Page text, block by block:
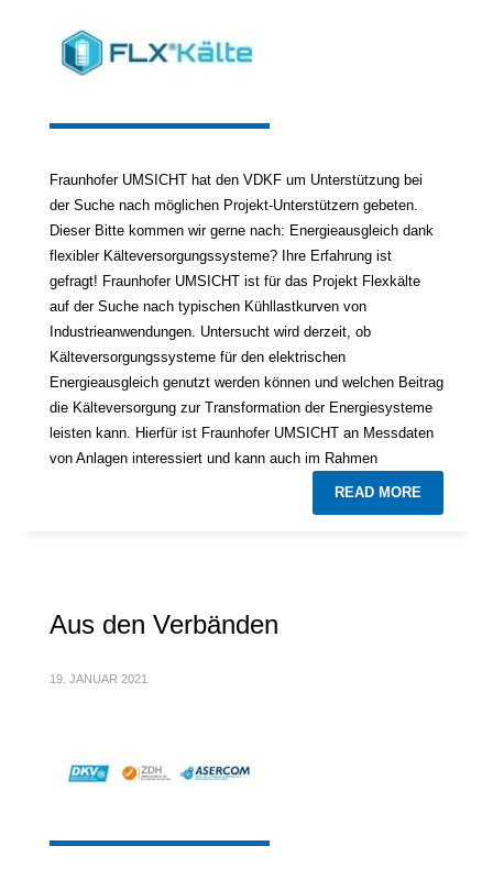
Fraunhofer UMSICHT hat den VDKF um Unterstützung bei
der Suche nach möglichen Projekt-Unterstützern gebeten.
Dieser Bitte kommen wir gerne nach: Energieausgleich dank
flexibler Kälteversorgungssysteme? Ihre Erfahrung ist
gefragt! Fraunhofer UMSICHT ist für das Projekt Flexkälte
auf der Suche nach typischen Kühllastkurven von
Industrieanwendungen. Untersucht wird derzeit, ob
Kälteversorgungssysteme für den elektrischen
Energieausgleich genutzt werden können und welchen Beitrag
die Kälteversorgung zur Transformation der Energiesysteme
leisten kann. Hierfür ist Fraunhofer UMSICHT an Messdaten
von Anlagen interessiert und kann auch im Rahmen
READ MORE
Aus den Verbänden
19. JANUAR 2021